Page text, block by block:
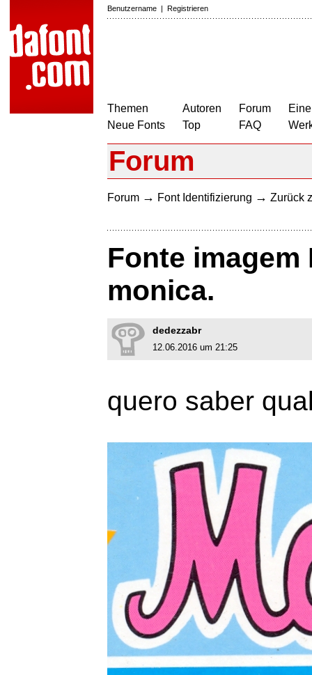
Benutzername | Registrieren
Themen
Neue Fonts
Autoren
Top
Forum
FAQ
Forum
Forum → Font Identifizierung → Zurück
Fonte imagem
monica.
dedezzabr
12.06.2016 um 21:25
quero saber